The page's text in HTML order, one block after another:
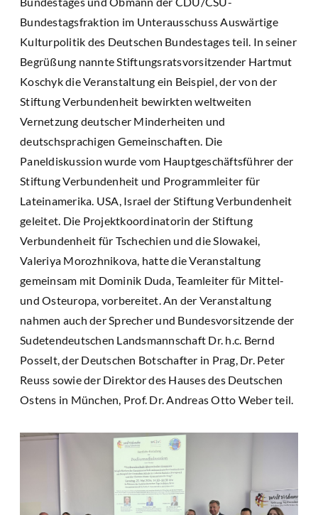
Bundestagsfraktion im Unterausschuss Auswärtige
Kulturpolitik des Deutschen Bundestages teil. In seiner
Begrüßung nannte Stiftungsratsvorsitzender Hartmut
Koschyk die Veranstaltung ein Beispiel, der von der
Stiftung Verbundenheit bewirkten weltweiten
Vernetzung deutscher Minderheiten und
deutschsprachigen Gemeinschaften. Die
Paneldiskussion wurde vom Hauptgeschäftsführer der
Stiftung Verbundenheit und Programmleiter für
Lateinamerika. USA, Israel der Stiftung Verbundenheit
geleitet. Die Projektkoordinatorin der Stiftung
Verbundenheit für Tschechien und die Slowakei,
Valeriya Morozhnikova, hatte die Veranstaltung
gemeinsam mit Dominik Duda, Teamleiter für Mittel-
und Osteuropa, vorbereitet. An der Veranstaltung
nahmen auch der Sprecher und Bundesvorsitzende der
Sudetendeutschen Landsmannschaft Dr. h.c. Bernd
Posselt, der Deutschen Botschafter in Prag, Dr. Peter
Reuss sowie der Direktor des Hauses des Deutschen
Ostens in München, Prof. Dr. Andreas Otto Weber teil.